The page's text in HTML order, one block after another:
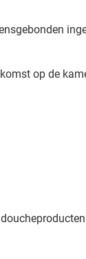
op de